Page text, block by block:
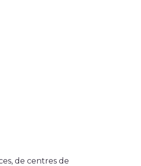
de centres de